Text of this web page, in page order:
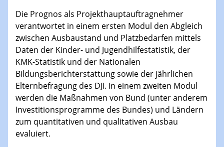
Die Prognos als Projekthauptauftragnehmer
verantwortet in einem ersten Modul den Abgleich
zwischen Ausbaustand und Platzbedarfen mittels
Daten der Kinder- und Jugendhilfestatistik, der
KMK-Statistik und der Nationalen
Bildungsberichterstattung sowie der jährlichen
Elternbefragung des DJI. In einem zweiten Modul
werden die Maßnahmen von Bund (unter anderem
Investitionsprogramme des Bundes) und Ländern
zum quantitativen und qualitativen Ausbau
evaluiert.